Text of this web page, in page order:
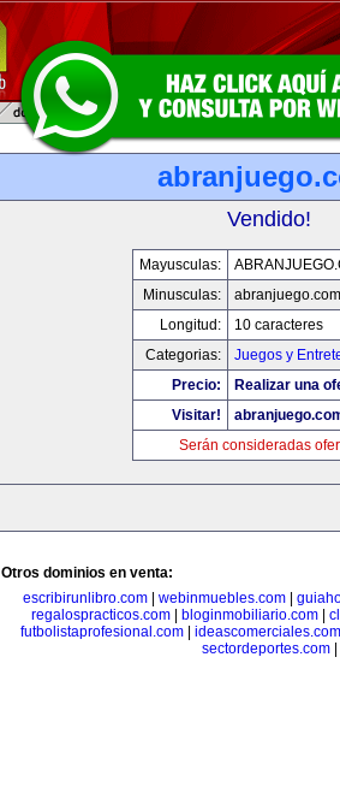
Vendido!
Mayusculas:
Minusculas:
abranjuego.com
Longitud:
10 caracteres
Categorias:
Juegos y
Precio:
Realizar una
Visitar!
Serán consideradas
Otros dominios en venta:
escribirunlibro.com| webinmuebles.com|
regalospracticos.com| bloginmobiliario.com|
futbolistaprofesional.com
ideascomerciales.com
sectordeportes.com|